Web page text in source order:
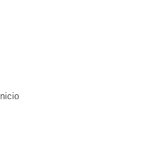
Inicio